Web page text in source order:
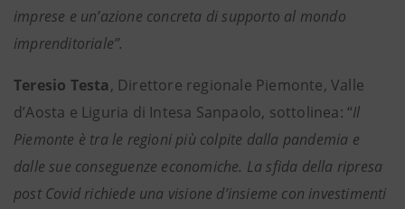
imprese e un’azione concreta di supporto al mondo
imprenditoriale”.
Teresio Testa, Direttore regionale Piemonte, Valle
d’Aosta e Liguria di Intesa Sanpaolo, sottolinea: “Il
Piemonte è tra le regioni più colpite dalla pandemia e
dalle sue conseguenze economiche. La sfida della ripresa
post Covid richiede una visione d’insieme con investimenti